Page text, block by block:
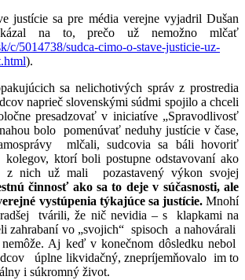
justície sa pre média verejne vyjadril Dušan
na to, prečo už nemožno mlčať
c/5014738/sudca-cimo-o-stave-justicie-uz-
).
sa nelichotivých správ z prostredia
naprieč slovenskými súdmi spojilo a chceli
presadzovať v iniciatíve „Spravodlivosť
bolo pomenúvať neduhy justície v čase,
mlčali, sudcovia sa báli hovoriť
ktorí boli postupne odstavovaní ako
z nich už mali pozastavený výkon svojej
činnosť ako sa to deje v súčasnosti, ale
vystúpenia týkajúce sa justície.Mnohí
tvárili, že nič nevidia – s klapkami na
zahrabaní vo „svojich“ spisoch a nahovárali
Aj keď v konečnom dôsledku nebol
úplne likvidačný, znepríjemňovalo im to
i súkromný život.